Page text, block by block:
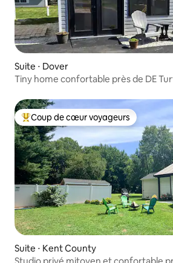
Suite ⋅ Dover
Tiny home confortable près de DE
Coups de cœur voyageurs les plus
Coup de cœur voyageurs
Suite ⋅ Kent County